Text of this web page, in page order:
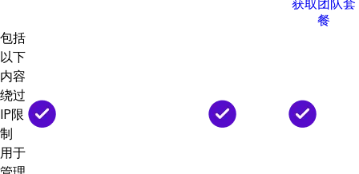
获取团队套
餐
包括
以下
内容
绕过
IP限
制
用于